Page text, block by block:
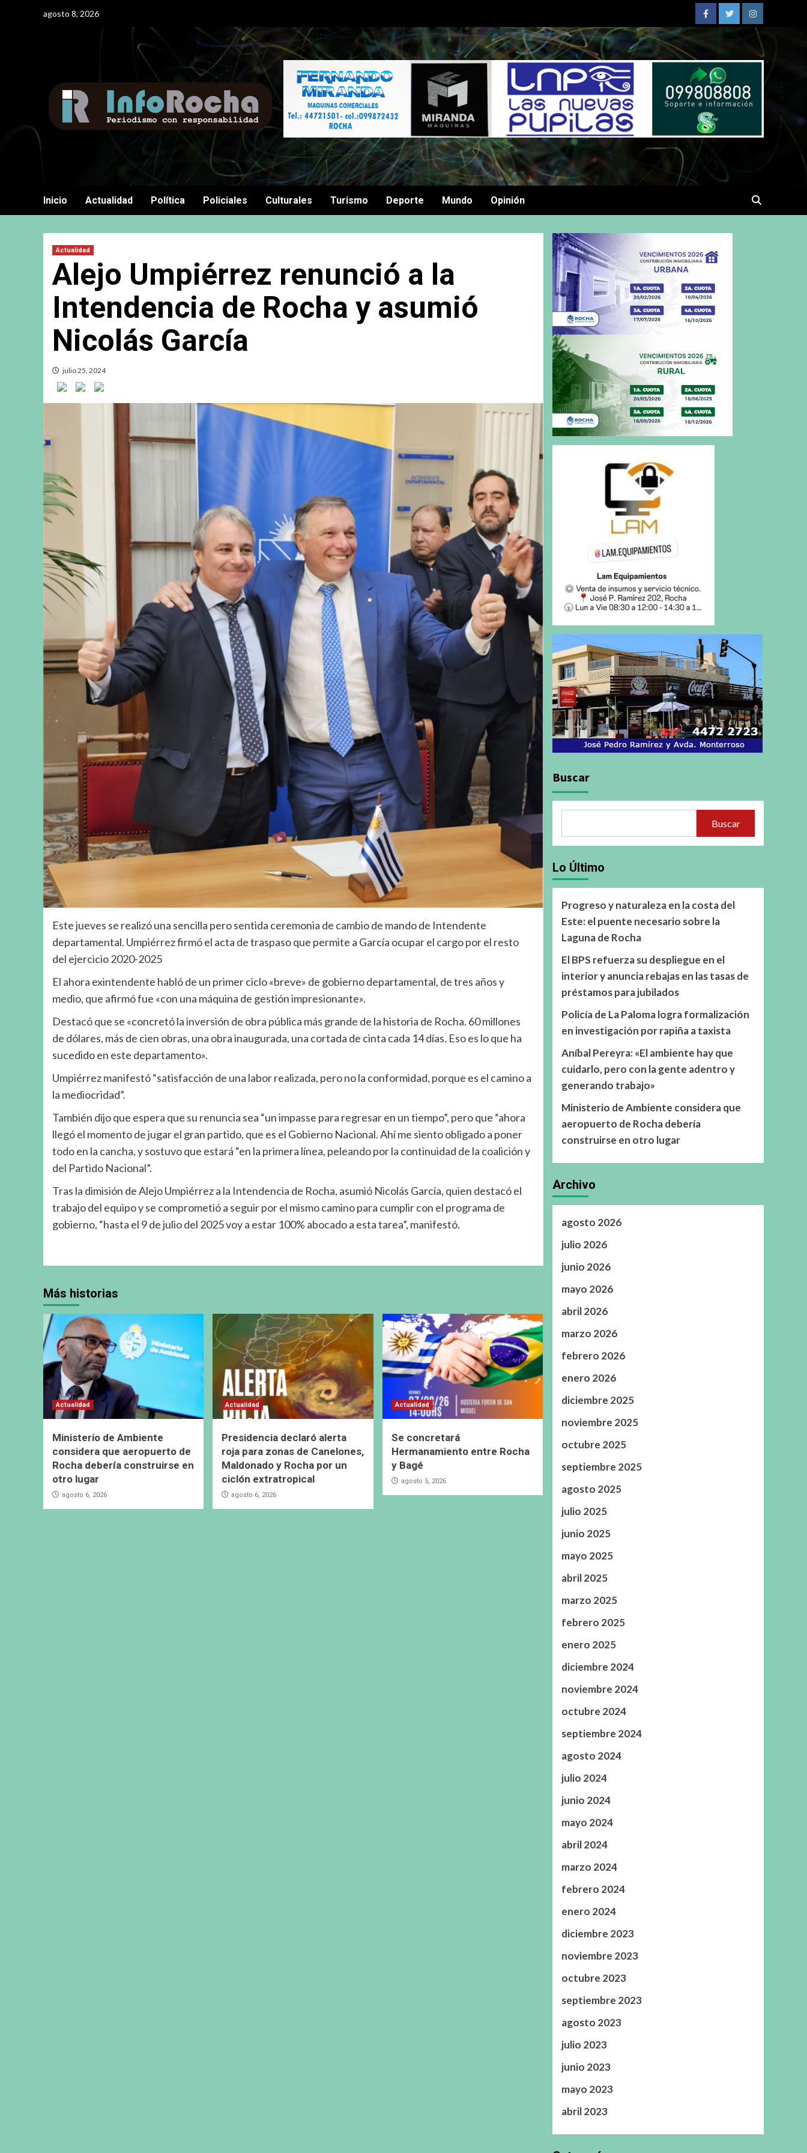
agosto 8, 2026
FacebookTwitterInstagram
Inicio Actualidad Política Policiales Culturales Turismo Deporte Mundo Opinión
Actualidad
Alejo Umpiérrez renunció a la
Intendencia de Rocha y asumió
Nicolás García
julio 25, 2024
Este jueves se realizó una sencilla pero sentida ceremonia de cambio de mando de Intendente
departamental. Umpiérrez firmó el acta de traspaso que permite a García ocupar el cargo por el resto
del ejercicio 2020-2025
El ahora exintendente habló de un primer ciclo «breve» de gobierno departamental, de tres años y
medio, que afirmó fue «con una máquina de gestión impresionante».
Destacó que se «concretó la inversión de obra pública más grande de la historia de Rocha. 60 millones
de dólares, más de cien obras, una obra inaugurada, una cortada de cinta cada 14 días. Eso es lo que ha
sucedido en este departamento».
Umpiérrez manifestó “satisfacción de una labor realizada, pero no la conformidad, porque es el camino a
la mediocridad”.
También dijo que espera que su renuncia sea “un impasse para regresar en un tiempo”, pero que “ahora
llegó el momento de jugar el gran partido, que es el Gobierno Nacional. Ahí me siento obligado a poner
todo en la cancha, y sostuvo que estará “en la primera línea, peleando por la continuidad de la coalición y
del Partido Nacional”.
Tras la dimisión de Alejo Umpiérrez a la Intendencia de Rocha, asumió Nicolás García, quien destacó el
trabajo del equipo y se comprometió a seguir por el mismo camino para cumplir con el programa de
gobierno, “hasta el 9 de julio del 2025 voy a estar 100% abocado a esta tarea”, manifestó.
Más historias
Actualidad
Ministerio de Ambiente
considera que aeropuerto de
Rocha debería construirse en
otro lugar
agosto 6, 2026
Actualidad
Presidencia declaró alerta
roja para zonas de Canelones,
Maldonado y Rocha por un
ciclón extratropical
agosto 6, 2026
Actualidad
Se concretará
Hermanamiento entre Rocha
y Bagé
agosto 5, 2026
Buscar
Buscar
Lo Último
Progreso y naturaleza en la costa del
Este: el puente necesario sobre la
Laguna de Rocha
El BPS refuerza su despliegue en el
interior y anuncia rebajas en las tasas de
préstamos para jubilados
Policía de La Paloma logra formalización
en investigación por rapiña a taxista
Aníbal Pereyra: «El ambiente hay que
cuidarlo, pero con la gente adentro y
generando trabajo»
Ministerio de Ambiente considera que
aeropuerto de Rocha debería
construirse en otro lugar
Archivo
agosto 2026
julio 2026
junio 2026
mayo 2026
abril 2026
marzo 2026
febrero 2026
enero 2026
diciembre 2025
noviembre 2025
octubre 2025
septiembre 2025
agosto 2025
julio 2025
junio 2025
mayo 2025
abril 2025
marzo 2025
febrero 2025
enero 2025
diciembre 2024
noviembre 2024
octubre 2024
septiembre 2024
agosto 2024
julio 2024
junio 2024
mayo 2024
abril 2024
marzo 2024
febrero 2024
enero 2024
diciembre 2023
noviembre 2023
octubre 2023
septiembre 2023
agosto 2023
julio 2023
junio 2023
mayo 2023
abril 2023